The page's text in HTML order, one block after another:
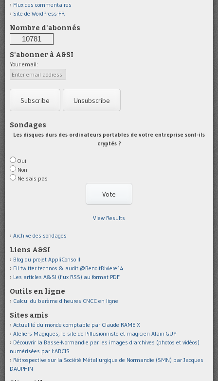
Flux des commentaires
Site de WordPress-FR
Nombre d'abonnés
10781
S'abonner à A&SI
Your email:
Sondages
Les disques durs des ordinateurs portables de votre entreprise sont-ils
cryptés ?
Oui
Non
Ne sais pas
View Results
Archive des sondages
Liens A&SI
Blog du projet AppliConso II
Fil twitter technos & audit @BenoitRiviere14
Les articles A&SI (flux RSS) au format PDF
Outils en ligne
Calcul du barème d'heures CNCC en ligne
Sites amis
Actualité du monde comptable par Claude RAMEIX
Ateliers Magiques, le site de l'illusionniste et magicien Alain GUY
Découvrir la Basse-Normandie par les images d'archives (photos et vidéos)
numérisées par l'ARCIS
Rétrospective sur la Société Métallurgique de Normandie (SMN) par Jacques
DAUPHIN